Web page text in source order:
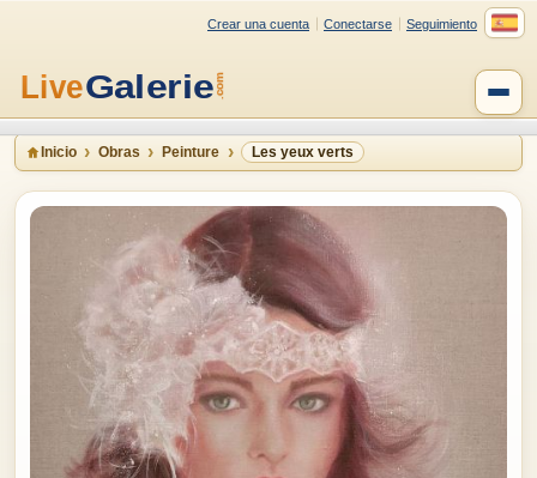
Crear una cuenta Conectarse Seguimiento
Inicio Obras Peinture Les yeux verts